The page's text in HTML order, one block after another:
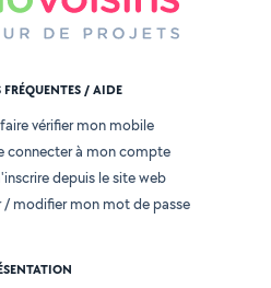
/ AIDE
vérifier mon mobile
connecter à mon compte
depuis le site web
modifier mon mot de passe